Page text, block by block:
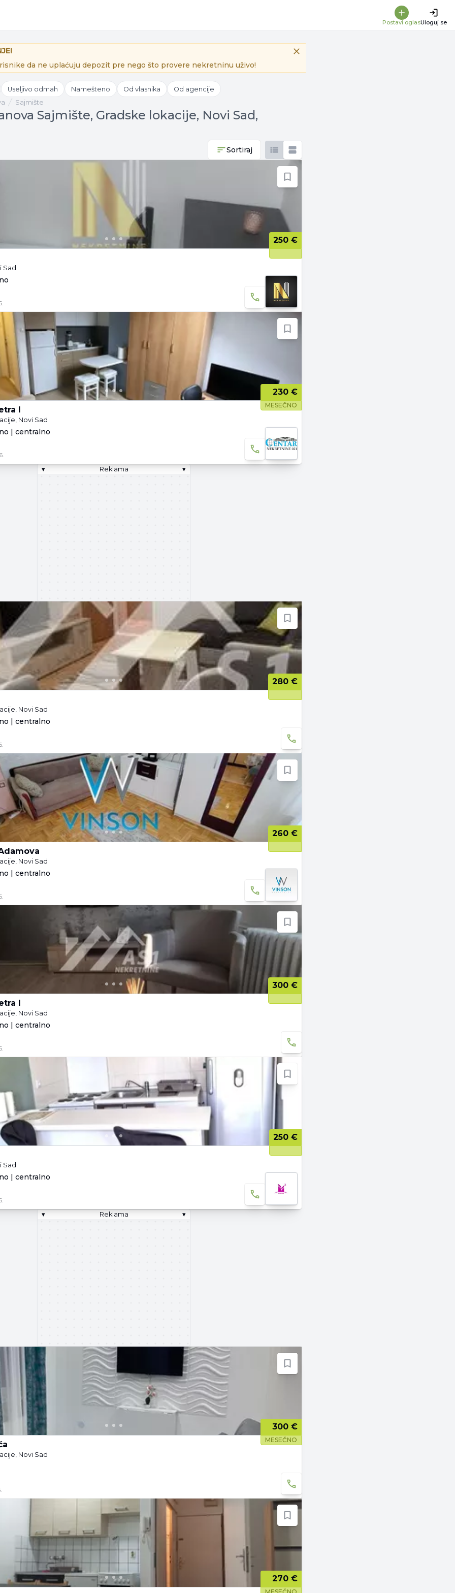
Postavi oglasUloguj se
da ne uplaćuju depozit pre nego što provere nekretninu uživo!
Useljivo odmah Namešteno Od vlasnika
Od agencije
Sajmište
Sajmište, Gradske lokacije, Novi Sad,
Sortiraj
250 €
Sad
230 €
MESEČNO
I
Novi Sad
| centralno
▾
Reklama ▾
280 €
Novi Sad
| centralno
260 €
Novi Sad
| centralno
300 €
I
Novi Sad
| centralno
250 €
Sad
| centralno
▾
Reklama ▾
300 €
MESEČNO
Novi Sad
270 €